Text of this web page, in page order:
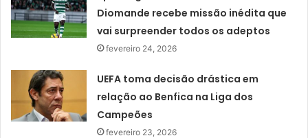
Diomande recebe missão inédita que
vai surpreender todos os adeptos
fevereiro 24, 2026
UEFA toma decisão drástica em
relação ao Benfica na Liga dos
Campeões
fevereiro 23, 2026